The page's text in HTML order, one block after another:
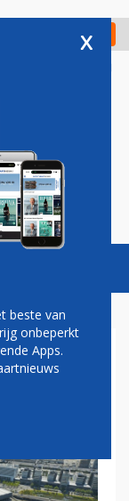
Check in
Vacatures
ALS
x
beste van
onbeperkt
Apps.